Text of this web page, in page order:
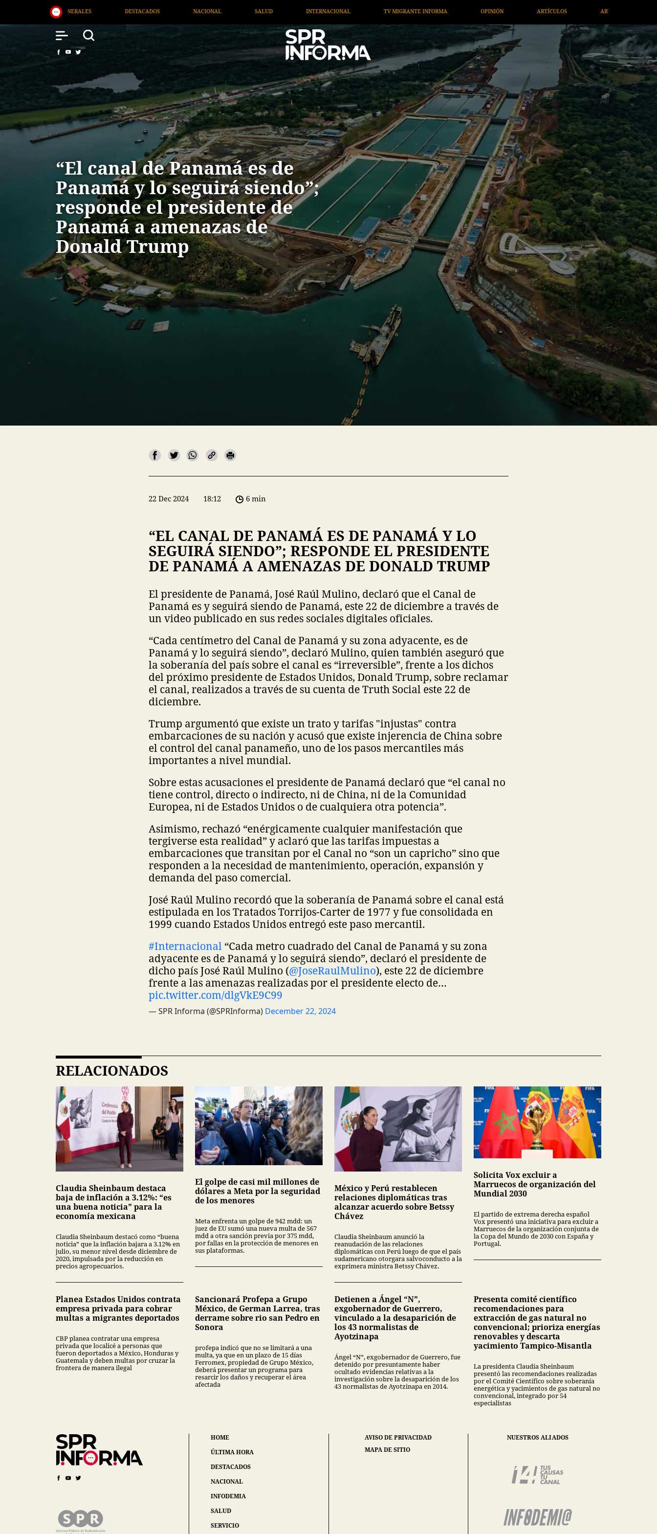
NACIONAL SALUD INTERNACIONAL TV MIGRANTE INFORMA ARTÍCULOS ARTE / ENTRETENIMIENTO ECONOMÍA / NEGOCIOS
“El canal de Panamá es de
Panamá y lo seguirá siendo”;
responde el presidente de
Panamá a amenazas de
Donald Trump
22 Dec 2024 18:12 6 min
“EL CANAL DE PANAMÁ ES DE PANAMÁ Y LO
SEGUIRÁ SIENDO”; RESPONDE EL PRESIDENTE
DE PANAMÁ A AMENAZAS DE DONALD TRUMP
El presidente de Panamá, José Raúl Mulino, declaró que el Canal de
Panamá es y seguirá siendo de Panamá, este 22 de diciembre a través de
un video publicado en sus redes sociales digitales oficiales.
“Cada centímetro del Canal de Panamá y su zona adyacente, es de
Panamá y lo seguirá siendo”, declaró Mulino, quien también aseguró que
la soberanía del país sobre el canal es “irreversible”, frente a los dichos
del próximo presidente de Estados Unidos, Donald Trump, sobre reclamar
el canal, realizados a través de su cuenta de Truth Social este 22 de
diciembre.
Trump argumentó que existe un trato y tarifas "injustas" contra
embarcaciones de su nación y acusó que existe injerencia de China sobre
el control del canal panameño, uno de los pasos mercantiles más
importantes a nivel mundial.
Sobre estas acusaciones el presidente de Panamá declaró que “el canal no
tiene control, directo o indirecto, ni de China, ni de la Comunidad
Europea, ni de Estados Unidos o de cualquiera otra potencia”.
Asimismo, rechazó “enérgicamente cualquier manifestación que
tergiverse esta realidad” y aclaró que las tarifas impuestas a
embarcaciones que transitan por el Canal no “son un capricho” sino que
responden a la necesidad de mantenimiento, operación, expansión y
demanda del paso comercial.
José Raúl Mulino recordó que la soberanía de Panamá sobre el canal está
estipulada en los Tratados Torrijos-Carter de 1977 y fue consolidada en
1999 cuando Estados Unidos entregó este paso mercantil.
#Internacional “Cada metro cuadrado del Canal de Panamá y su zona
adyacente es de Panamá y lo seguirá siendo”, declaró el presidente de
dicho país José Raúl Mulino (@JoseRaulMulino), este 22 de diciembre
frente a las amenazas realizadas por el presidente electo de…
pic.twitter.com/dlgVkE9C99
— SPR Informa (@SPRInforma) December 22, 2024
RELACIONADOS
Claudia Sheinbaum destaca
baja de inflación a 3.12%: “es
una buena noticia” para la
economía mexicana
Claudia Sheinbaum destacó como “buena
noticia” que la inflación bajara a 3.12% en
julio, su menor nivel desde diciembre de
2020, impulsada por la reducción en
precios agropecuarios.
El golpe de casi mil millones de
dólares a Meta por la seguridad
de los menores
Meta enfrenta un golpe de 942 mdd: un
juez de EU sumó una nueva multa de 567
mdd a otra sanción previa por 375 mdd,
por fallas en la protección de menores en
sus plataformas.
México y Perú restablecen
relaciones diplomáticas tras
alcanzar acuerdo sobre Betssy
Chávez
Claudia Sheinbaum anunció la
reanudación de las relaciones
diplomáticas con Perú luego de que el país
sudamericano otorgara salvoconducto a la
exprimera ministra Betssy Chávez.
Solicita Vox excluir a
Marruecos de organización del
Mundial 2030
El partido de extrema derecha español
Vox presentó una iniciativa para excluir a
Marruecos de la organización conjunta de
la Copa del Mundo de 2030 con España y
Portugal.
Planea Estados Unidos contrata
empresa privada para cobrar
multas a migrantes deportados
CBP planea contratar una empresa
privada que localicé a personas que
fueron deportados a México, Honduras y
Guatemala y deben multas por cruzar la
frontera de manera ilegal
Sancionará Profepa a Grupo
México, de German Larrea, tras
derrame sobre rio san Pedro en
Sonora
profepa indicó que no se limitará a una
multa, ya que en un plazo de 15 días
Ferromex, propiedad de Grupo México,
deberá presentar un programa para
resarcir los daños y recuperar el área
afectada
Detienen a Ángel “N”,
exgobernador de Guerrero,
vinculado a la desaparición de
los 43 normalistas de
Ayotzinapa
Ángel “N”, exgobernador de Guerrero, fue
detenido por presuntamente haber
ocultado evidencias relativas a la
investigación sobre la desaparición de los
43 normalistas de Ayotzinapa en 2014.
Presenta comité científico
recomendaciones para
extracción de gas natural no
convencional; prioriza energías
renovables y descarta
yacimiento Tampico-Misantla
La presidenta Claudia Sheinbaum
presentó las recomendaciones realizadas
por el Comité Científico sobre soberanía
energética y yacimientos de gas natural no
convencional, integrado por 54
especialistas
HOME
ÚLTIMA HORA
DESTACADOS
NACIONAL
INFODEMIA
SALUD
SERVICIO
AVISO DE PRIVACIDAD
MAPA DE SITIO
NUESTROS ALIADOS